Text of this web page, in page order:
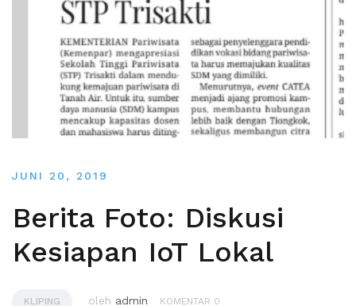
JUNI 20, 2019
Berita Foto: Diskusi
Kesiapan IoT Lokal
KLIPING oleh admin KOMENTAR 0